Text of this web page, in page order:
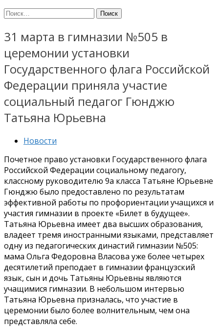
Найти:
31 марта в гимназии №505 в
церемонии установки
Государственного флага Российской
Федерации приняла участие
социальный педагог Гюнджю
Татьяна Юрьевна
Новости
Почетное право установки Государственного флага
Российской Федерации социальному педагогу,
классному руководителю 9а класса Татьяне Юрьевне
Гюнджю было предоставлено по результатам
эффективной работы по профориентации учащихся и
участия гимназии в проекте «Билет в будущее».
Татьяна Юрьевна имеет два высших образования,
владеет тремя иностранными языками, представляет
одну из педагогических династий гимназии №505:
мама Ольга Федоровна Власова уже более четырех
десятилетий преподает в гимназии французский
язык, сын и дочь Татьяны Юрьевны являются
учащимися гимназии. В небольшом интервью
Татьяна Юрьевна призналась, что участие в
церемонии было более волнительным, чем она
представляла себе.